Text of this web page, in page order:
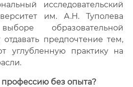
исследовательский
им. А.Н. Туполева
образовательной
предпочтение тем,
углубленную практику на
без опыта?